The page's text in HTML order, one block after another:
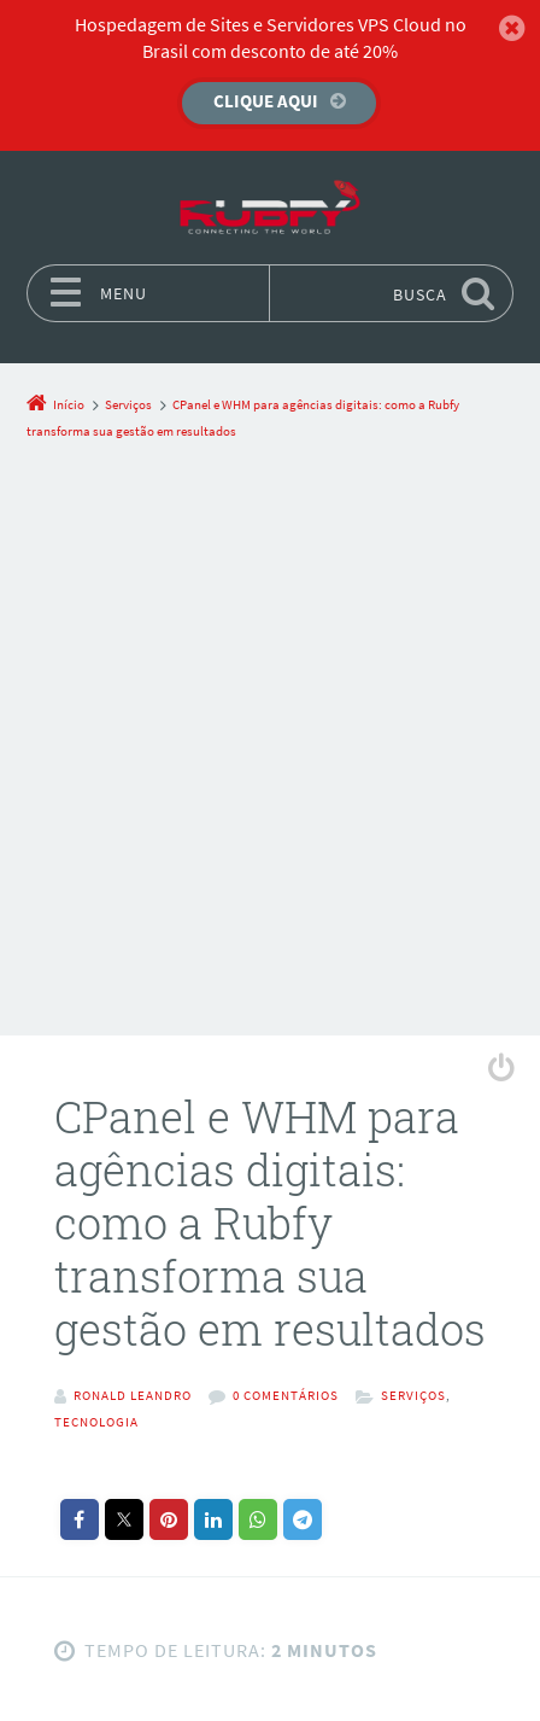
Hospedagem de Sites e Servidores VPS Cloud no
Brasil com desconto de até 20%
CLIQUE AQUI
MENU BUSCA
Início Serviços
CPanel e WHM para agências digitais: como a Rubfy
transforma sua gestão em resultados
CPanel e WHM para
agências digitais:
como a Rubfy
transforma sua
gestão em resultados
RONALD LEANDRO 0 COMENTÁRIOS SERVIÇOS,
TECNOLOGIA
TEMPO DE LEITURA: 2 MINUTOS